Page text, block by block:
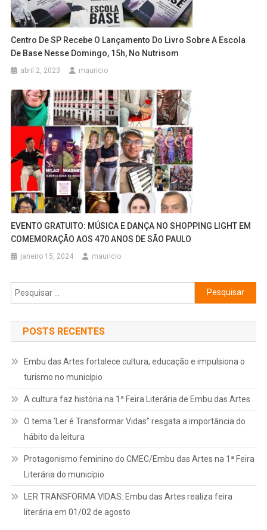
Centro De SP Recebe O Lançamento Do Livro Sobre A Escola
De Base Nesse Domingo, 15h, No Nutrisom
abril 2, 2023 mauricio
EVENTO GRATUITO: MÚSICA E DANÇA NO SHOPPING LIGHT EM
COMEMORAÇÃO AOS 470 ANOS DE SÃO PAULO
janeiro 15, 2024 mauricio
Pesquisar
por:
POSTS RECENTES
Embu das Artes fortalece cultura, educação e impulsiona o
turismo no município
A cultura faz história na 1ª Feira Literária de Embu das Artes
O tema ‘Ler é Transformar Vidas” resgata a importância do
hábito da leitura
Protagonismo feminino do CMEC/Embu das Artes na 1ª Feira
Literária do município
LER TRANSFORMA VIDAS: Embu das Artes realiza feira
literária em 01/02 de agosto